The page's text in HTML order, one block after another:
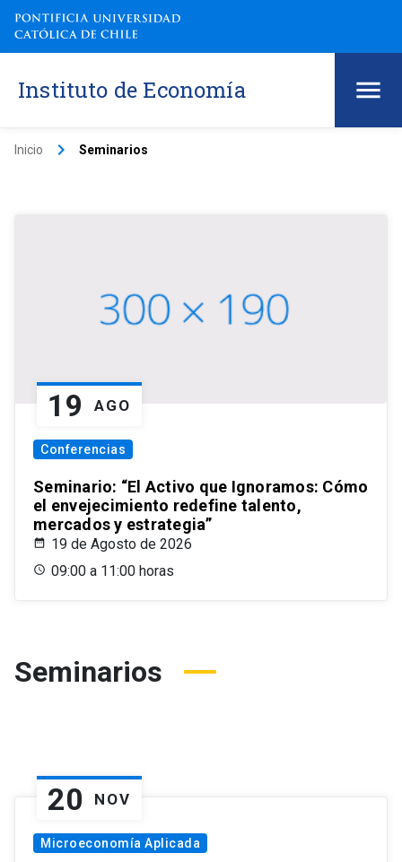
Instituto de Economía
Inicio keyboard_arrow_right Seminarios
19 AGO
Conferencias
Seminario: “El Activo que Ignoramos: Cómo
el envejecimiento redefine talento,
mercados y estrategia”
19 de Agosto de 2026
09:00 a 11:00 horas
Seminarios
20 NOV
Microeconomía Aplicada